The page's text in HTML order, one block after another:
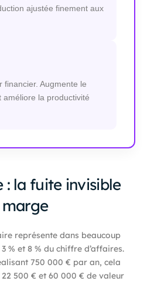
ajustée finement aux
financier. Augmente le
améliore la productivité
: la fuite invisible
représente dans beaucoup
% et 8 % du chiffre d’affaires.
750 000 € par an, cela
500 € et 60 000 € de valeur